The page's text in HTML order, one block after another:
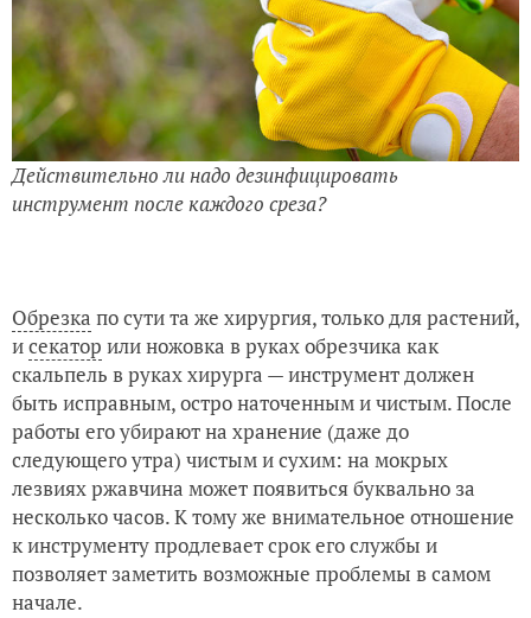
Действительно ли надо дезинфицировать
инструмент после каждого среза?
Обрезка по сути та же хирургия, только для растений,
исекатор или ножовка в руках обрезчика как
скальпель в руках хирурга — инструмент должен
быть исправным, остро наточенным и чистым. После
работы его убирают на хранение (даже до
следующего утра) чистым и сухим: на мокрых
лезвиях ржавчина может появиться буквально за
несколько часов. К тому же внимательное отношение
к инструменту продлевает срок его службы и
позволяет заметить возможные проблемы в самом
начале.